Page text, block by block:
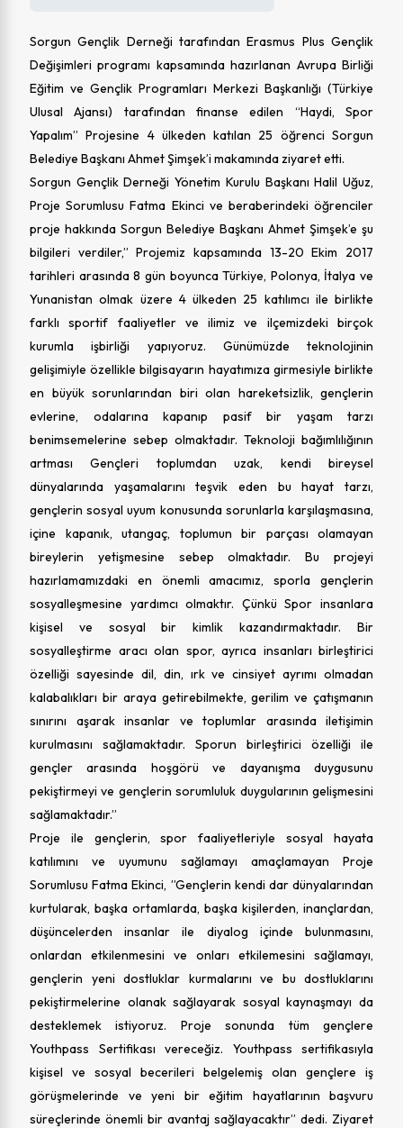
Sorgun Gençlik Derneği tarafından Erasmus Plus Gençlik
Değişimleri programı kapsamında hazırlanan Avrupa Birliği
Eğitim ve Gençlik Programları Merkezi Başkanlığı (Türkiye
Ulusal Ajansı) tarafından finanse edilen “Haydi, Spor
Yapalım” Projesine 4 ülkeden katılan 25 öğrenci Sorgun
Belediye Başkanı Ahmet Şimşek’i makamında ziyaret etti.
Sorgun Gençlik Derneği Yönetim Kurulu Başkanı Halil Uğuz,
Proje Sorumlusu Fatma Ekinci ve beraberindeki öğrenciler
proje hakkında Sorgun Belediye Başkanı Ahmet Şimşek’e şu
bilgileri verdiler,” Projemiz kapsamında 13-20 Ekim 2017
tarihleri arasında 8 gün boyunca Türkiye, Polonya, İtalya ve
Yunanistan olmak üzere 4 ülkeden 25 katılımcı ile birlikte
farklı sportif faaliyetler ve ilimiz ve ilçemizdeki birçok
kurumla işbirliği yapıyoruz. Günümüzde teknolojinin
gelişimiyle özellikle bilgisayarın hayatımıza girmesiyle birlikte
en büyük sorunlarından biri olan hareketsizlik, gençlerin
evlerine, odalarına kapanıp pasif bir yaşam tarzı
benimsemelerine sebep olmaktadır. Teknoloji bağımlılığının
artması Gençleri toplumdan uzak, kendi bireysel
dünyalarında yaşamalarını teşvik eden bu hayat tarzı,
gençlerin sosyal uyum konusunda sorunlarla karşılaşmasına,
içine kapanık, utangaç, toplumun bir parçası olamayan
bireylerin yetişmesine sebep olmaktadır. Bu projeyi
hazırlamamızdaki en önemli amacımız, sporla gençlerin
sosyalleşmesine yardımcı olmaktır. Çünkü Spor insanlara
kişisel ve sosyal bir kimlik kazandırmaktadır. Bir
sosyalleştirme aracı olan spor, ayrıca insanları birleştirici
özelliği sayesinde dil, din, ırk ve cinsiyet ayrımı olmadan
kalabalıkları bir araya getirebilmekte, gerilim ve çatışmanın
sınırını aşarak insanlar ve toplumlar arasında iletişimin
kurulmasını sağlamaktadır. Sporun birleştirici özelliği ile
gençler arasında hoşgörü ve dayanışma duygusunu
pekiştirmeyi ve gençlerin sorumluluk duygularının gelişmesini
sağlamaktadır.”
Proje ile gençlerin, spor faaliyetleriyle sosyal hayata
katılımını ve uyumunu sağlamayı amaçlamayan Proje
Sorumlusu Fatma Ekinci, ”Gençlerin kendi dar dünyalarından
kurtularak, başka ortamlarda, başka kişilerden, inançlardan,
düşüncelerden insanlar ile diyalog içinde bulunmasını,
onlardan etkilenmesini ve onları etkilemesini sağlamayı,
gençlerin yeni dostluklar kurmalarını ve bu dostluklarını
pekiştirmelerine olanak sağlayarak sosyal kaynaşmayı da
desteklemek istiyoruz. Proje sonunda tüm gençlere
Youthpass Sertifikası vereceğiz. Youthpass sertifikasıyla
kişisel ve sosyal becerileri belgelemiş olan gençlere iş
görüşmelerinde ve yeni bir eğitim hayatlarının başvuru
süreçlerinde önemli bir avantaj sağlayacaktır” dedi. Ziyaret